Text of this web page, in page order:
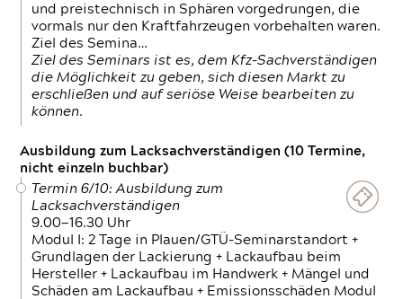
und preistechnisch in Sphären vorgedrungen, die
vormals nur den Kraftfahrzeugen vorbehalten waren.
Ziel des Semina…
Ziel des Seminars ist es, dem Kfz-Sachverständigen
die Möglichkeit zu geben, sich diesen Markt zu
erschließen und auf seriöse Weise bearbeiten zu
können.
Ausbildung zum Lacksachverständigen (10 Termine,
nicht einzeln buchbar)
Termin 6/10: Ausbildung zum
Lacksachverständigen
9.00—16.30 Uhr
Modul I: 2 Tage in Plauen/GTÜ-Seminarstandort +
Grundlagen der Lackierung + Lackaufbau beim
Hersteller + Lackaufbau im Handwerk + Mängel und
Schäden am Lackaufbau + Emissionsschäden Modul